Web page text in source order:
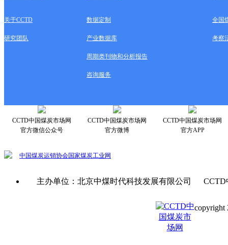
关于CCTD 数据定制 全国
研究团队 产业数据库 考察
周期类刊物和分析报告
咨询服务
CCTD中国煤炭市场网
官方微信公众号
CCTD中国煤炭市场网
官方微博
CCTD中国煤炭市场网
官方APP
中国煤炭运销协会国家煤炭工业网
主办单位：北京中煤时代科技发展有限公司
copyright